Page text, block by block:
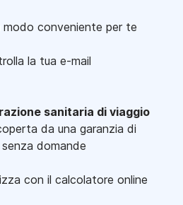
conveniente per te
la tua e-mail
sanitaria di viaggio
da una garanzia di
domande
con il calcolatore online